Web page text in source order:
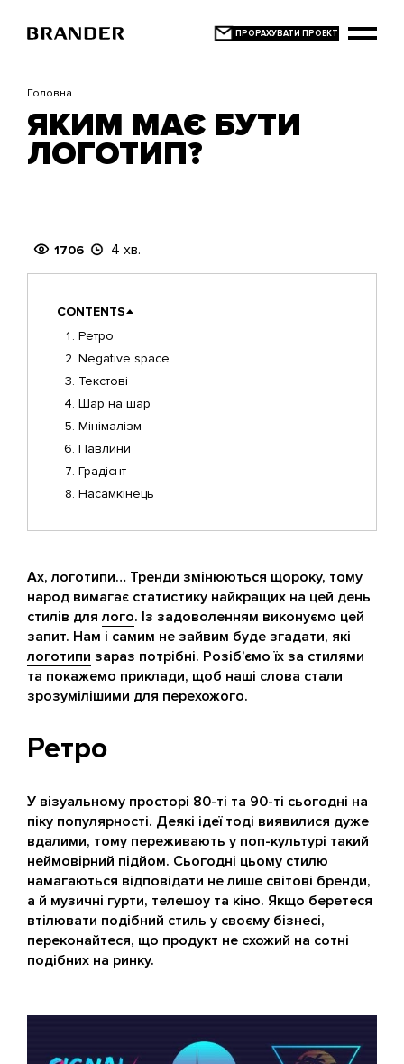
основного
Головна
ЯКИМ МАЄ БУТИ
ЛОГОТИП?
1706 4 хв.
CONTENTS
Ретро
Negative space
Текстові
Шар на шар
Мінімалізм
Павлини
Градієнт
Насамкінець
Ах, логотипи… Тренди змінюються щороку, тому
народ вимагає статистику найкращих на цей день
стилів для лого. Із задоволенням виконуємо цей
запит. Нам і самим не зайвим буде згадати, які
логотипи зараз потрібні. Розіб’ємо їх за стилями
та покажемо приклади, щоб наші слова стали
зрозумілішими для перехожого.
Ретро
У візуальному просторі 80-ті та 90-ті сьогодні на
піку популярності. Деякі ідеї тоді виявилися дуже
вдалими, тому переживають у поп-культурі такий
неймовірний підйом. Сьогодні цьому стилю
намагаються відповідати не лише світові бренди,
а й музичні гурти, телешоу та кіно. Якщо беретеся
втілювати подібний стиль у своєму бізнесі,
переконайтеся, що продукт не схожий на сотні
подібних на ринку.